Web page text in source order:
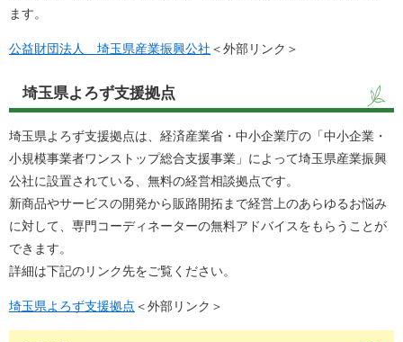
ます。
公益財団法人 埼玉県産業振興公社 ＜外部リンク＞
埼玉県よろず支援拠点
埼玉県よろず支援拠点は、経済産業省・中小企業庁の「中小企業・
小規模事業者ワンストップ総合支援事業」によって埼玉県産業振興
公社に設置されている、無料の経営相談拠点です。
新商品やサービスの開発から販路開拓まで経営上のあらゆるお悩み
に対して、専門コーディネーターの無料アドバイスをもらうことが
できます。
詳細は下記のリンク先をご覧ください。
埼玉県よろず支援拠点 ＜外部リンク＞